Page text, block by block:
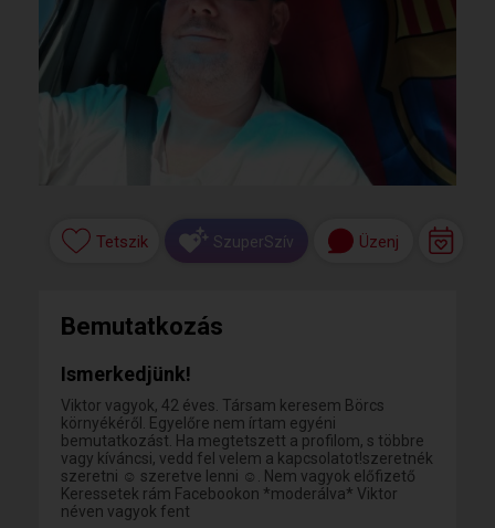
Tetszik SzuperSzív Üzenj
Bemutatkozás
Ismerkedjünk!
Viktor vagyok, 42 éves. Társam keresem Börcs
környékéről. Egyelőre nem írtam egyéni
bemutatkozást. Ha megtetszett a profilom, s többre
vagy kíváncsi, vedd fel velem a kapcsolatot!szeretnék
szeretni ☺️ szeretve lenni ☺️. Nem vagyok előfizető
Keressetek rám Facebookon *moderálva* Viktor
néven vagyok fent